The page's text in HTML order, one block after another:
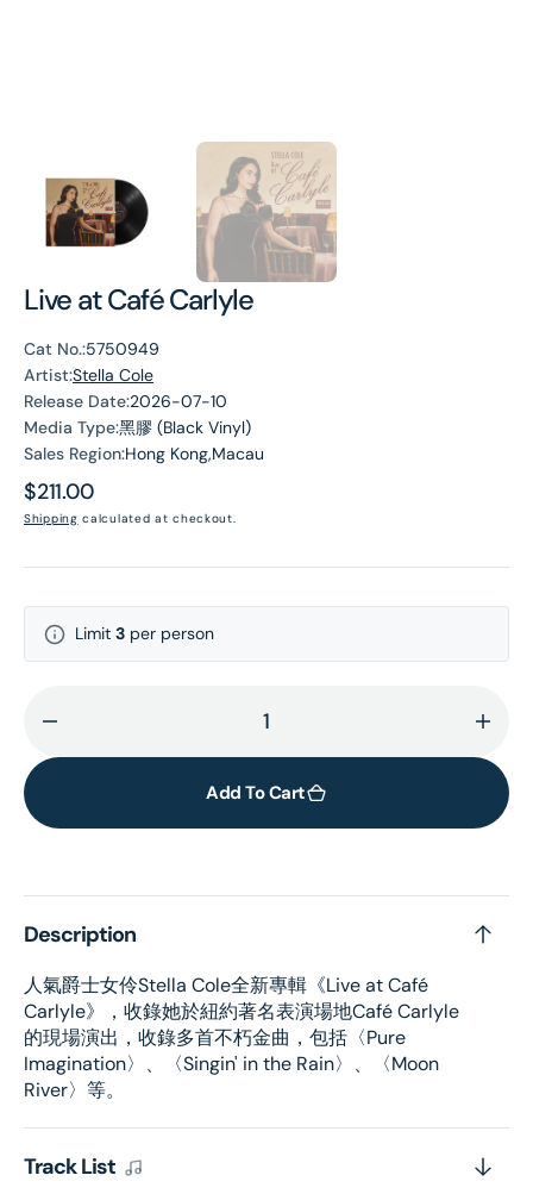
Live at Café Carlyle
Cat No.:5750949
Artist:Stella Cole
Release Date:2026-07-10
Media Type:黑膠 (Black Vinyl)
Sales Region:Hong Kong,Macau
Regular
price
$211.00
Shipping calculated at checkout.
Limit 3 per person
quantity
Live
Carlyle
for
Live
Add To Cart
Description
人氣爵士女伶Stella Cole全新專輯《Live at Café
Carlyle》，收錄她於紐約著名表演場地Café Carlyle
的現場演出，收錄多首不朽金曲，包括〈Pure
Imagination〉、〈Singin' in the Rain〉、〈Moon
River〉等。
Track List